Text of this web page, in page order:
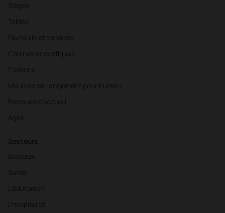
Sièges
Tables
Fauteuils et canapés
Cabines acoustiques
Cloisons
Meubles de rangement pour bureau
Banques d'accueil
Agile
Secteurs
Bureaux
Santé
L'éducation
L'hospitalité